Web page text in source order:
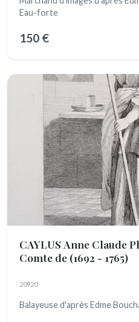
Eau-forte
150 €
CAYLUS Anne Claude
Comte de (1692 - 1765)
20920
Balayeuse d'après Edme